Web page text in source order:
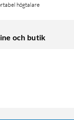
högtalare
och butik